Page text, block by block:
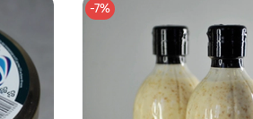
-7%